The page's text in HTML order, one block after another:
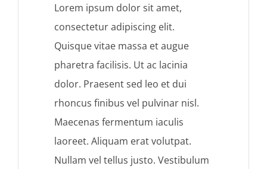
Lorem ipsum dolor sit amet,
consectetur adipiscing elit.
Quisque vitae massa et augue
pharetra facilisis. Ut ac lacinia
dolor. Praesent sed leo et dui
rhoncus finibus vel pulvinar nisl.
Maecenas fermentum iaculis
laoreet. Aliquam erat volutpat.
Nullam vel tellus justo. Vestibulum